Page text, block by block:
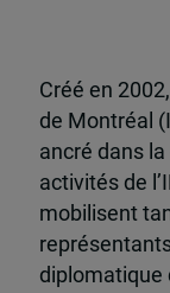
Créé en
de Montréal
ancré dans
activités de
mobilisent
diplomatique